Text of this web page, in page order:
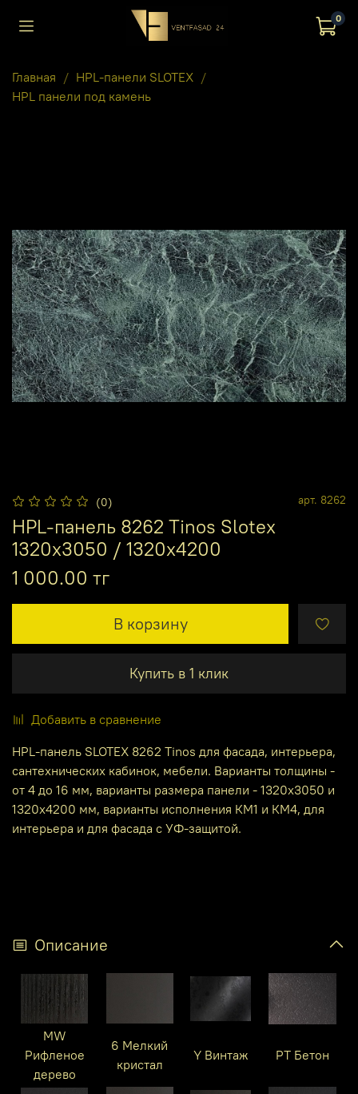
0
Главная
HPL-панели SLOTEX
HPL панели под камень
(0) арт. 8262
HPL-панель 8262 Tinos Slotex
1320х3050 / 1320х4200
1 000.00 тг
В корзину
Купить в 1 клик
Добавить в сравнение
HPL-панель SLOTEX 8262 Tinos для фасада, интерьера,
сантехнических кабинок, мебели. Варианты толщины -
от 4 до 16 мм, варианты размера панели - 1320х3050 и
1320х4200 мм, варианты исполнения КМ1 и КМ4, для
интерьера и для фасада с УФ-защитой.
Описание
MW
Рифленое
дерево
6 Мелкий
кристал
Y Винтаж PT Бетон